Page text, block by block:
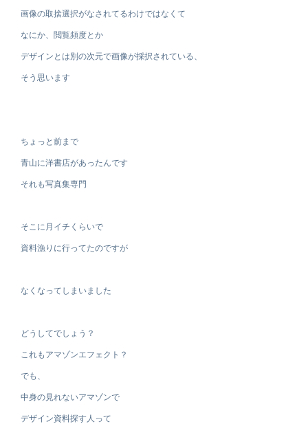
画像の取捨選択がなされてるわけではなくて
なにか、閲覧頻度とか
デザインとは別の次元で画像が採択されている、
そう思います
ちょっと前まで
青山に洋書店があったんです
それも写真集専門
そこに月イチくらいで
資料漁りに行ってたのですが
なくなってしまいました
どうしてでしょう？
これもアマゾンエフェクト？
でも、
中身の見れないアマゾンで
デザイン資料探す人って